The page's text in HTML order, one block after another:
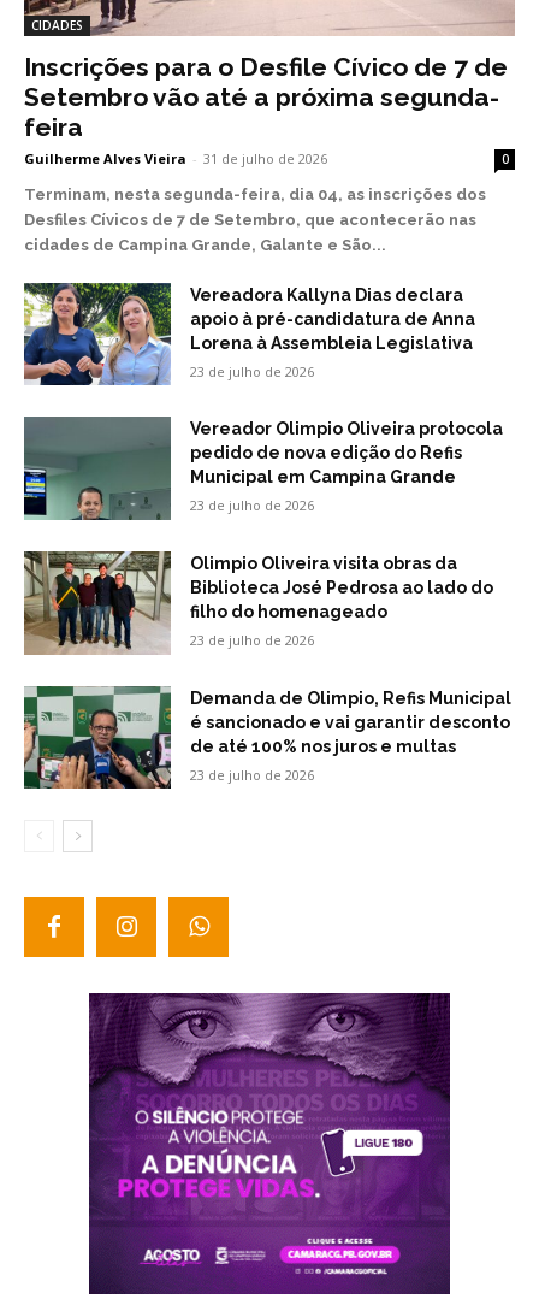
CIDADES
Inscrições para o Desfile Cívico de 7 de
Setembro vão até a próxima segunda-
feira
Guilherme Alves Vieira - 31 de julho de 2026 0
Terminam, nesta segunda-feira, dia 04, as inscrições dos
Desfiles Cívicos de 7 de Setembro, que acontecerão nas
cidades de Campina Grande, Galante e São...
Vereadora Kallyna Dias declara
apoio à pré-candidatura de Anna
Lorena à Assembleia Legislativa
23 de julho de 2026
Vereador Olimpio Oliveira protocola
pedido de nova edição do Refis
Municipal em Campina Grande
23 de julho de 2026
Olimpio Oliveira visita obras da
Biblioteca José Pedrosa ao lado do
filho do homenageado
23 de julho de 2026
Demanda de Olimpio, Refis Municipal
é sancionado e vai garantir desconto
de até 100% nos juros e multas
23 de julho de 2026